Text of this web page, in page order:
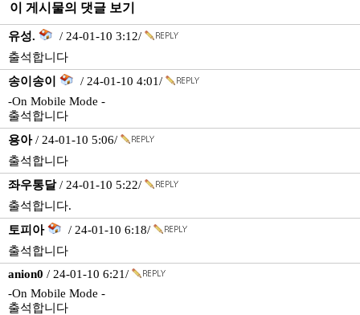
이 게시물의 댓글 보기
유성.
/ 24-01-10 3:12/
출석합니다
송이송이
/ 24-01-10 4:01/
-On Mobile Mode -
출석합니다
용아/ 24-01-10 5:06/
출석합니다
좌우통달/ 24-01-10 5:22/
출석합니다.
토피아
/ 24-01-10 6:18/
출석합니다
anion0 / 24-01-10 6:21/
-On Mobile Mode -
출석합니다